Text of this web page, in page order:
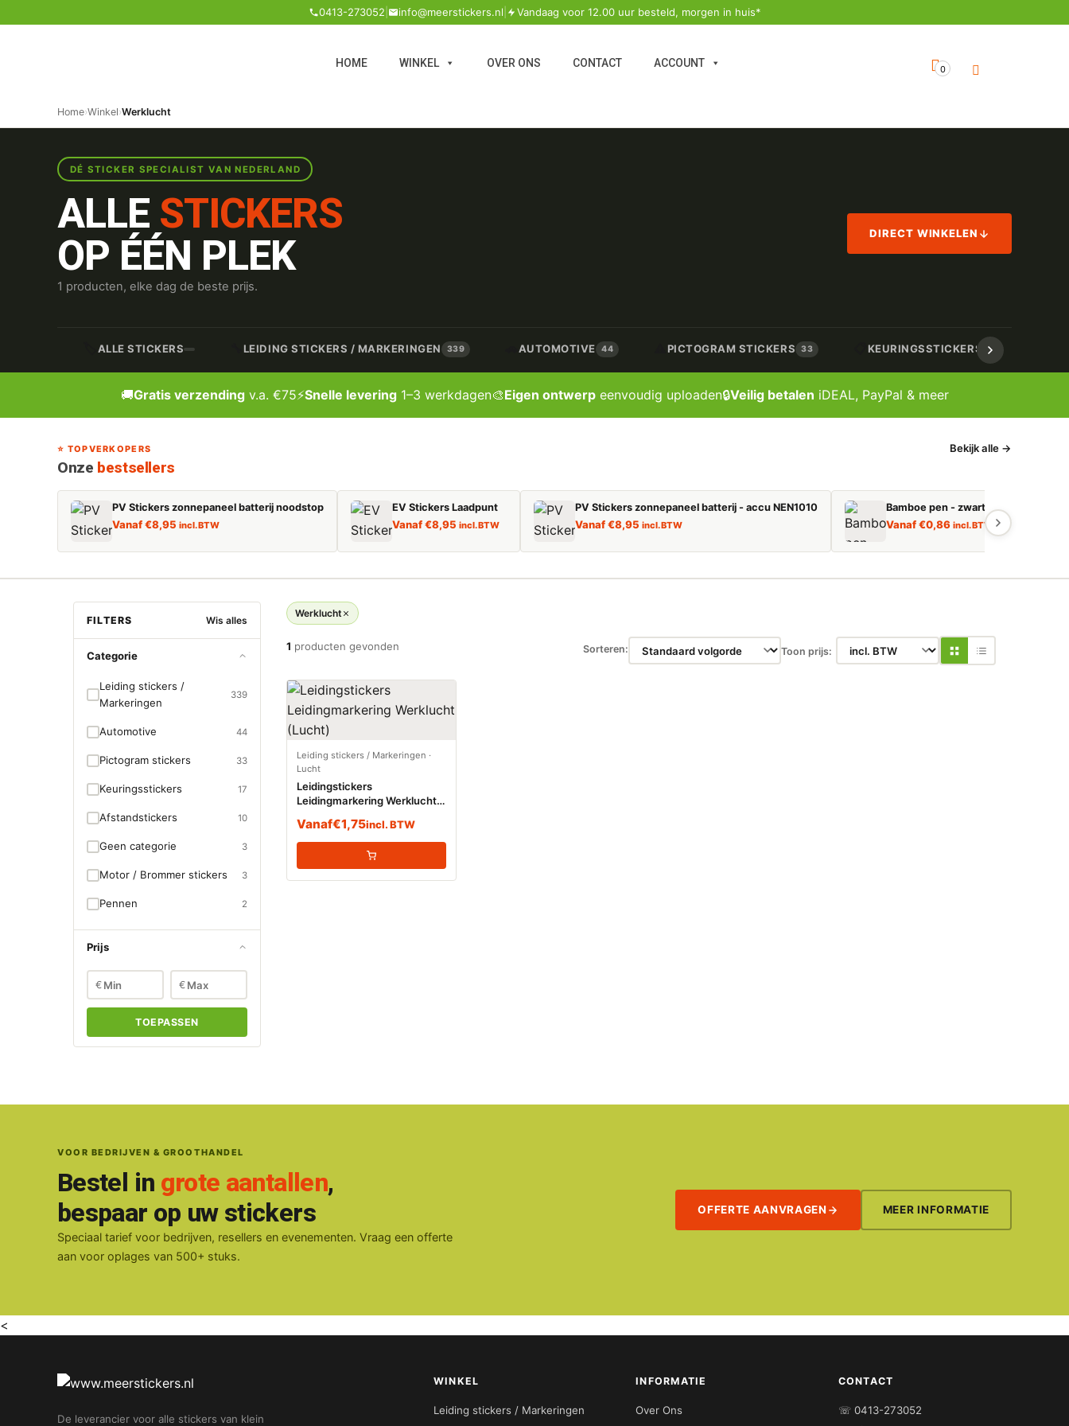
0413-273052 info@meerstickers.nl Vandaag voor 12.00 uur besteld, morgen in huis*
HOME WINKEL OVER ONS CONTACT ACCOUNT 0
Home›Winkel›Werklucht
DÉ STICKER SPECIALIST VAN NEDERLAND
ALLE STICKERS
OP ÉÉN PLEK
1 producten, elke dag de beste prijs.
DIRECT WINKELEN
ALLE STICKERS LEIDING STICKERS / MARKERINGEN 339 AUTOMOTIVE 44 PICTOGRAM STICKERS 33 KEURINGSSTICKERS 17
🚚Gratis verzendingv.a. €75⚡Snelle levering1–3 werkdagen🎨Eigen ontwerpeenvoudig uploaden🔒Veilig betalen iDEAL, PayPal & meer
⭐ TOPVERKOPERS
Onze bestsellers
Bekijk alle →
PV Stickers zonnepaneel batterij noodstop
Vanaf€8,95 incl. BTW
EV Stickers Laadpunt
Vanaf€8,95 incl. BTW
PV Stickers zonnepaneel batterij - accu NEN1010
Vanaf€8,95 incl. BTW
Bamboe pen - zwart schrijvend
Vanaf€0,86 incl. BTW
FILTERS Wis alles
Categorie
Leiding stickers /
Markeringen
339
Automotive 44
Pictogram stickers 33
Keuringsstickers 17
Afstandstickers 10
Geen categorie 3
Motor / Brommer stickers 3
Pennen 2
Prijs
€ €
TOEPASSEN
Werklucht
1 producten gevonden Sorteren: Toon prijs:
Leiding stickers / Markeringen ·
Lucht
Leidingstickers
Leidingmarkering Werklucht
Vanaf€1,75incl. BTW
VOOR BEDRIJVEN & GROOTHANDEL
Bestel in grote aantallen,
bespaar op uw stickers
Speciaal tarief voor bedrijven, resellers en evenementen. Vraag een offerte
aan voor oplages van 500+ stuks.
OFFERTE AANVRAGEN MEER INFORMATIE
<
De leverancier voor alle stickers van klein
WINKEL
Leiding stickers / Markeringen
INFORMATIE
Over Ons
CONTACT
☏ 0413-273052